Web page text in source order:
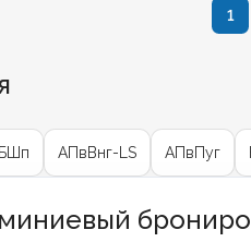
1
АПвВнг-LS АПвПуг